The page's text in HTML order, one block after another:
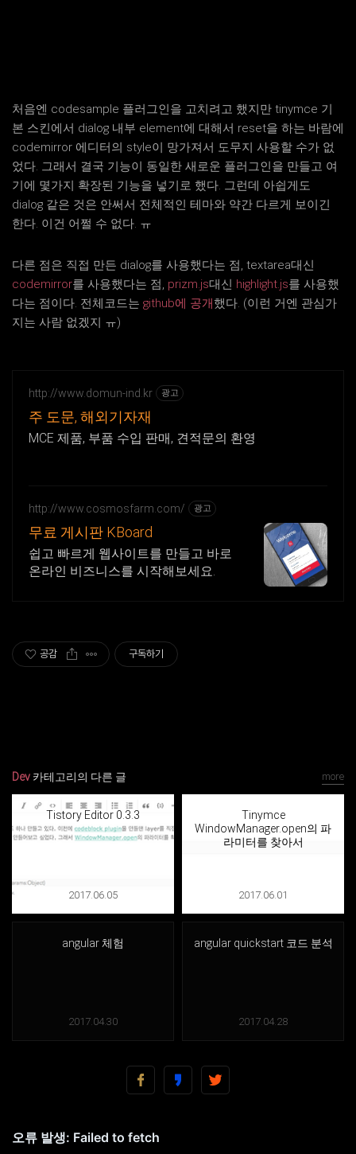
처음엔 codesample 플러그인을 고치려고 했지만 tinymce 기
본 스킨에서 dialog 내부 element에 대해서 reset을 하는 바람에
codemirror 에디터의 style이 망가져서 도무지 사용할 수가 없
었다. 그래서 결국 기능이 동일한 새로운 플러그인을 만들고 여
기에 몇가지 확장된 기능을 넣기로 했다. 그런데 아쉽게도
dialog 같은 것은 안써서 전체적인 테마와 약간 다르게 보이긴
한다. 이건 어쩔 수 없다. ㅠ
다른 점은 직접 만든 dialog를 사용했다는 점, textarea대신
codemirror를 사용했다는 점, prizm.js대신 highlight.js를 사용했
다는 점이다. 전체코드는 github에 공개했다. (이런 거엔 관심가
지는 사람 없겠지 ㅠ)
http://www.domun-ind.kr 광고
주 도문, 해외기자재
MCE 제품, 부품 수입 판매, 견적문의 환영
http://www.cosmosfarm.com/ 광고
무료 게시판 KBoard
쉽고 빠르게 웹사이트를 만들고 바로
온라인 비즈니스를 시작해보세요.
공감 구독하기
Dev 카테고리의 다른 글
Tistory Editor 0.3.3
2017.06.05
Tinymce
WindowManager.open의 파
라미터를 찾아서
2017.06.01
angular 체험
2017.04.30
angular quickstart 코드 분석
2017.04.28
more